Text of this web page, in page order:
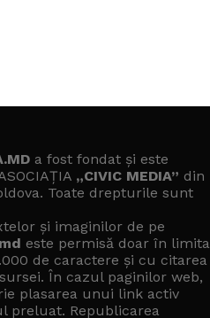
a fost fondat și este
„CIVIC MEDIA” din
Toate drepturile sunt
și imaginilor de pe
este permisă doar în limita
de caractere și cu citarea
În cazul paginilor web,
plasarea unui link activ
preluat. Republicarea